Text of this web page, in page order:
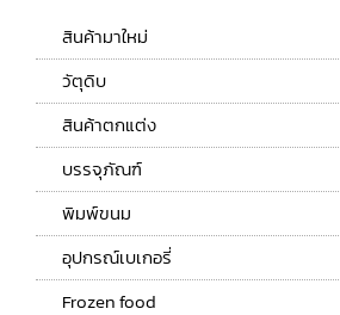
สินค้ามาใหม่
วัตุดิบ
สินค้าตกแต่ง
บรรจุภัณฑ์
พิมพ์ขนม
อุปกรณ์เบเกอรี่
Frozen food